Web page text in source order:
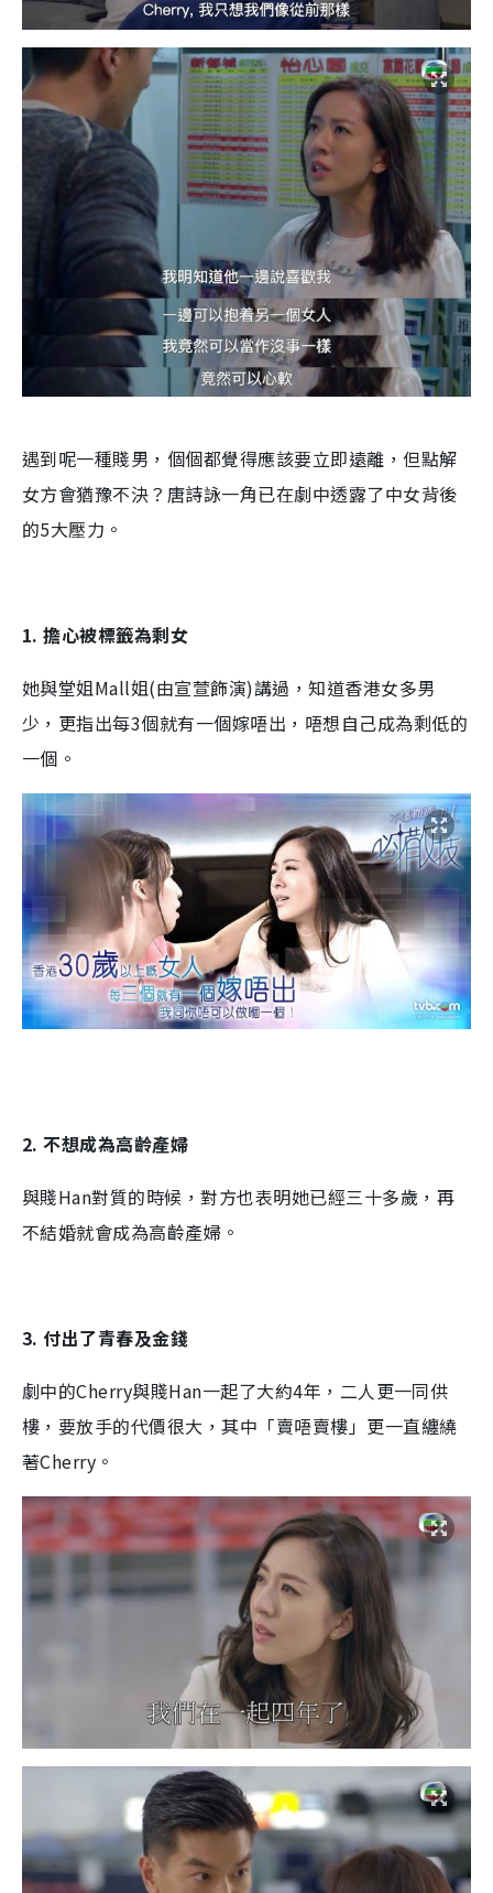
遇到呢一種賤男，個個都覺得應該要立即遠離，但點解
女方會猶豫不決？唐詩詠一角已在劇中透露了中女背後
的5大壓力。
1. 擔心被標籤為剩女
她與堂姐Mall姐(由宣萱飾演)講過，知道香港女多男
少，更指出每3個就有一個嫁唔出，唔想自己成為剩低的
一個。
2. 不想成為高齡產婦
與賤Han對質的時候，對方也表明她已經三十多歲，再
不結婚就會成為高齡產婦。
3. 付出了青春及金錢
劇中的Cherry與賤Han一起了大約4年，二人更一同供
樓，要放手的代價很大，其中「賣唔賣樓」更一直纏繞
著Cherry。